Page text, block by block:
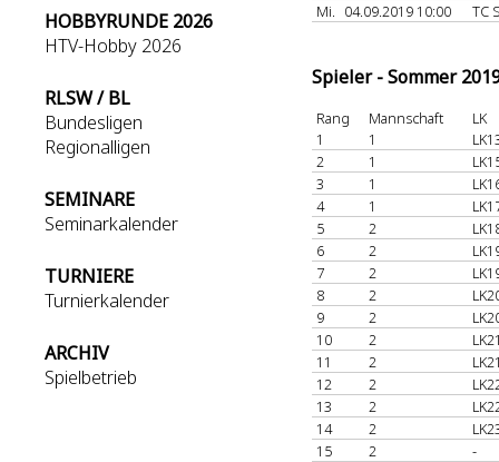
HOBBYRUNDE 2026
HTV-Hobby 2026
RLSW / BL
Bundesligen
Regionalligen
SEMINARE
Seminarkalender
TURNIERE
Turnierkalender
ARCHIV
Spielbetrieb
Mi. 04.09.2019 10:00 TC
Spieler - Sommer
Rang Mannschaft
LK
1
1
2
1
3
1
4
1
5
2
6
2
7
2
8
2
9
2
10
2
11
2
12
2
13
2
14
2
15
2
-